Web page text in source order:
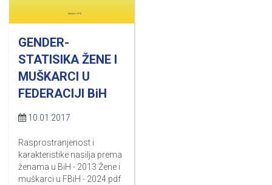
GENDER-
STATISIKA ŽENE I
MUŠKARCI U
FEDERACIJI BiH
10.01.2017
Rasprostranjenost i
karakteristike nasilja prema
ženama u BiH - 2013 Žene i
muškarci u FBiH - 2024.pdf